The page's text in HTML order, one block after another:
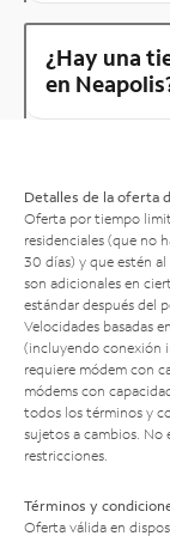
¿Hay una
en
Detalles de la oferta
Oferta por tiempo
residenciales (que no
30 días) y que estén
son adicionales en
estándar después del
Velocidades basadas
(incluyendo conexión
requiere módem con
módems con
todos los términos y
sujetos a cambios. No
restricciones.
Términos y
Oferta válida en